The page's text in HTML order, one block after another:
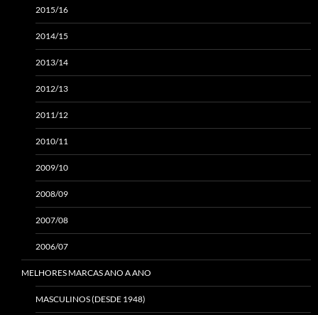
2015/16
2014/15
2013/14
2012/13
2011/12
2010/11
2009/10
2008/09
2007/08
2006/07
MELHORES MARCAS ANO A ANO
MASCULINOS (DESDE 1948)